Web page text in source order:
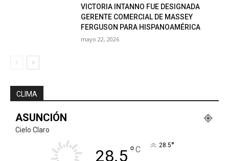
VICTORIA INTANNO FUE DESIGNADA
GERENTE COMERCIAL DE MASSEY
FERGUSON PARA HISPANOAMÉRICA
mayo 22, 2026
CLIMA
ASUNCIÓN
Cielo Claro
28.5°C 28.5°